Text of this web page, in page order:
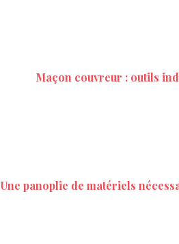
Maçon couvreur : outils
Une panoplie de matériels